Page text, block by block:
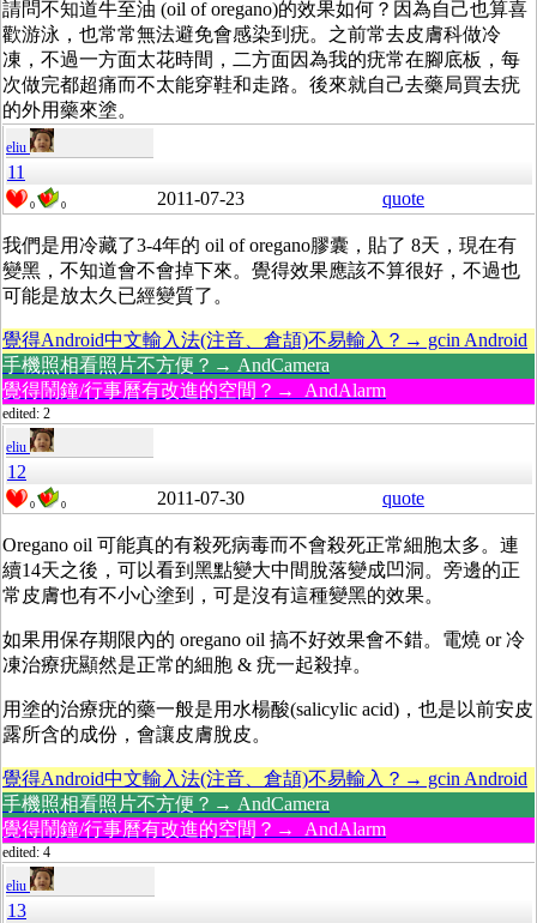
請問不知道牛至油 (oil of oregano)的效果如何？因為自己也算喜
歡游泳，也常常無法避免會感染到疣。之前常去皮膚科做冷
凍，不過一方面太花時間，二方面因為我的疣常在腳底板，每
次做完都超痛而不太能穿鞋和走路。後來就自己去藥局買去疣
的外用藥來塗。
eliu
11
0 0 2011-07-23 quote
我們是用冷藏了3-4年的 oil of oregano膠囊，貼了 8天，現在有
變黑，不知道會不會掉下來。覺得效果應該不算很好，不過也
可能是放太久已經變質了。
覺得Android中文輸入法(注音、倉頡)不易輸入？→ gcin Android
手機照相看照片不方便？→ AndCamera
覺得鬧鐘/行事曆有改進的空間？→ AndAlarm
edited: 2
eliu
12
0 0 2011-07-30 quote
Oregano oil 可能真的有殺死病毒而不會殺死正常細胞太多。連
續14天之後，可以看到黑點變大中間脫落變成凹洞。旁邊的正
常皮膚也有不小心塗到，可是沒有這種變黑的效果。
如果用保存期限內的 oregano oil 搞不好效果會不錯。電燒 or 冷
凍治療疣顯然是正常的細胞 & 疣一起殺掉。
用塗的治療疣的藥一般是用水楊酸(salicylic acid)，也是以前安皮
露所含的成份，會讓皮膚脫皮。
覺得Android中文輸入法(注音、倉頡)不易輸入？→ gcin Android
手機照相看照片不方便？→ AndCamera
覺得鬧鐘/行事曆有改進的空間？→ AndAlarm
edited: 4
eliu
13